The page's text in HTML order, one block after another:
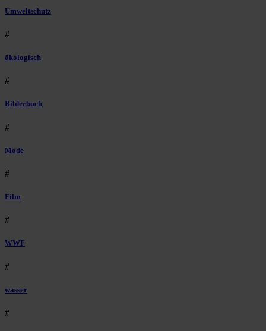
Umweltschutz
#
ökologisch
#
Bilderbuch
#
Mode
#
Film
#
WWF
#
wasser
#